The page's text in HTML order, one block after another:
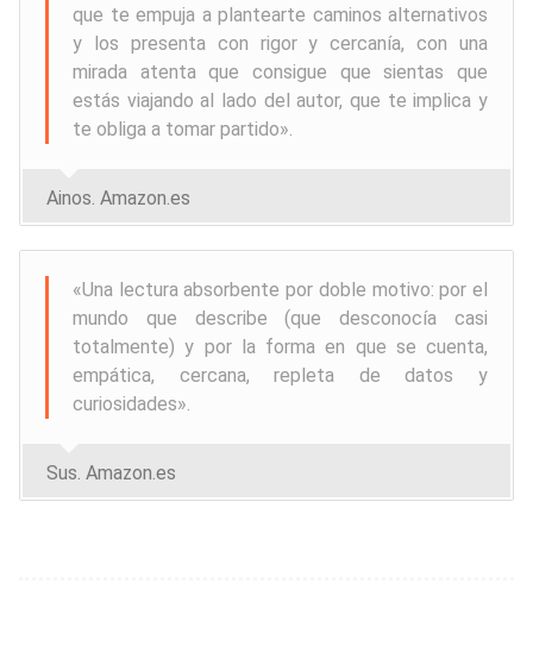
que te empuja a plantearte caminos alternativos
y los presenta con rigor y cercanía, con una
mirada atenta que consigue que sientas que
estás viajando al lado del autor, que te implica y
te obliga a tomar partido».
Ainos. Amazon.es
«Una lectura absorbente por doble motivo: por el
mundo que describe (que desconocía casi
totalmente) y por la forma en que se cuenta,
empática, cercana, repleta de datos y
curiosidades».
Sus. Amazon.es